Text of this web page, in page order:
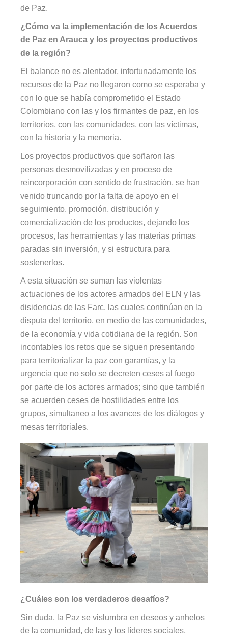
de Paz.
¿Cómo va la implementación de los Acuerdos
de Paz en Arauca y los proyectos productivos
de la región?
El balance no es alentador, infortunadamente los
recursos de la Paz no llegaron como se esperaba y
con lo que se había comprometido el Estado
Colombiano con las y los firmantes de paz, en los
territorios, con las comunidades, con las víctimas,
con la historia y la memoria.
Los proyectos productivos que soñaron las
personas desmovilizadas y en proceso de
reincorporación con sentido de frustración, se han
venido truncando por la falta de apoyo en el
seguimiento, promoción, distribución y
comercialización de los productos, dejando los
procesos, las herramientas y las materias primas
paradas sin inversión, y si estructura para
sostenerlos.
A esta situación se suman las violentas
actuaciones de los actores armados del ELN y las
disidencias de las Farc, las cuales continúan en la
disputa del territorio, en medio de las comunidades,
de la economía y vida cotidiana de la región. Son
incontables los retos que se siguen presentando
para territorializar la paz con garantías, y la
urgencia que no solo se decreten ceses al fuego
por parte de los actores armados; sino que también
se acuerden ceses de hostilidades entre los
grupos, simultaneo a los avances de los diálogos y
mesas territoriales.
¿Cuáles son los verdaderos desafíos?
Sin duda, la Paz se vislumbra en deseos y anhelos
de la comunidad, de las y los líderes sociales,